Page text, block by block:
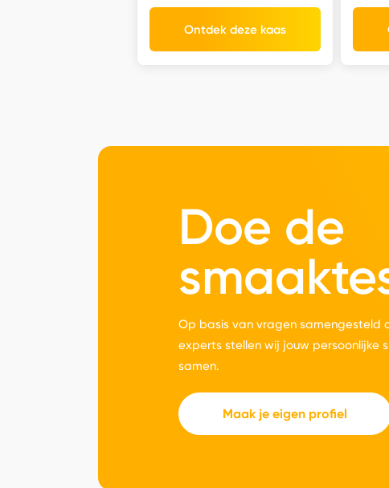
Ontdek deze kaas
Doe de
Op basis van vragen samengesteld
experts stellen wij jouw persoonlijke
samen.
Maak je eigen profiel